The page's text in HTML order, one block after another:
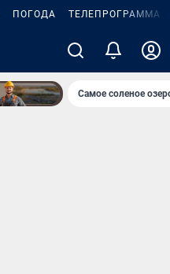
ПОГОДА ТЕЛЕПРОГРАММА
Самое соленое